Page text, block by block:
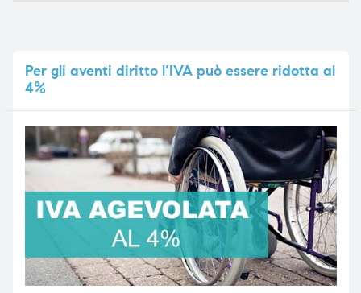
Pergli aventi diritto l’IVA può essere ridotta al
4%